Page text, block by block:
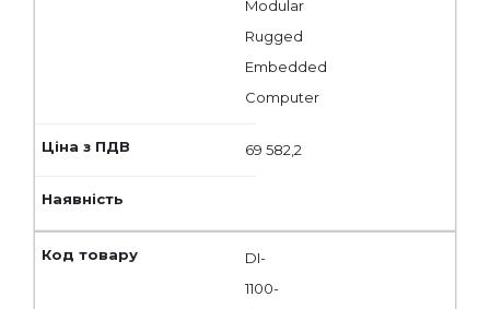
Modular
Rugged
Embedded
Computer
69 582,2
DI-
1100-